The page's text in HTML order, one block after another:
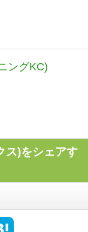
ングKC)
)をシェアす